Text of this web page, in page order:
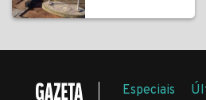
Especiais